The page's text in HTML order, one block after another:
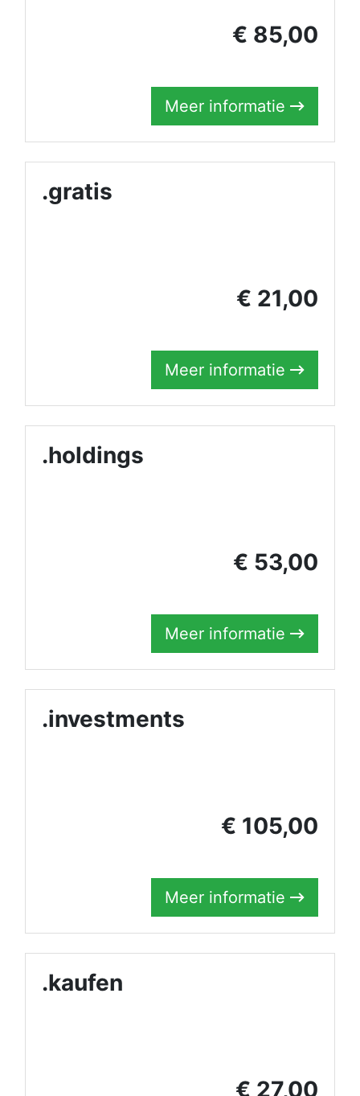
€ 85,00
Meer informatie
.gratis
€ 21,00
Meer informatie
.holdings
€ 53,00
Meer informatie
.investments
€ 105,00
Meer informatie
.kaufen
€ 27,00